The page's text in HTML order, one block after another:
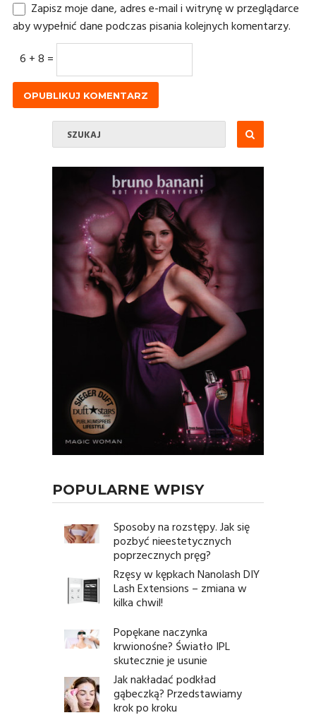
Zapisz moje dane, adres e-mail i witrynę w przeglądarce
aby wypełnić dane podczas pisania kolejnych komentarzy.
6 + 8 =
POPULARNE WPISY
Sposoby na rozstępy. Jak się
pozbyć nieestetycznych
poprzecznych pręg?
Rzęsy w kępkach Nanolash DIY
Lash Extensions – zmiana w
kilka chwil!
Popękane naczynka
krwionośne? Światło IPL
skutecznie je usunie
Jak nakładać podkład
gąbeczką? Przedstawiamy
krok po kroku